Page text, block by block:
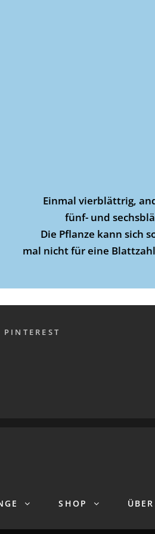
SHOP
Einmal vierblättrig,
fünf- und
Die Pflanze kann sich
mal nicht für eine